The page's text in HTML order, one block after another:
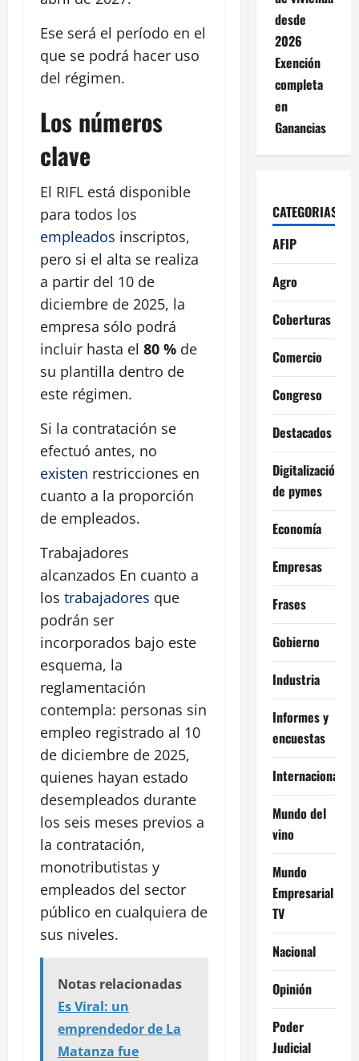
Ese será el período en el
que se podrá hacer uso
del régimen.
Los números
clave
El RIFL está disponible
para todos los
empleados inscriptos,
pero si el alta se realiza
a partir del 10 de
diciembre de 2025, la
empresa sólo podrá
incluir hasta el 80 % de
su plantilla dentro de
este régimen.
Si la contratación se
efectuó antes, no
existen restricciones en
cuanto a la proporción
de empleados.
Trabajadores
alcanzados En cuanto a
los trabajadores que
podrán ser
incorporados bajo este
esquema, la
reglamentación
contempla: personas sin
empleo registrado al 10
de diciembre de 2025,
quienes hayan estado
desempleados durante
los seis meses previos a
la contratación,
monotributistas y
empleados del sector
público en cualquiera de
sus niveles.
Notas relacionadas
Es Viral: un
emprendedor de La
Matanza fue
desde
2026
Exención
completa
en
Ganancias
CATEGORIAS
AFIP
Agro
Coberturas
Comercio
Congreso
Destacados
Digitalización
de pymes
Economía
Empresas
Frases
Gobierno
Industria
Informes y
encuestas
Internacional
Mundo del
vino
Mundo
Empresarial
TV
Nacional
Opinión
Poder
Judicial